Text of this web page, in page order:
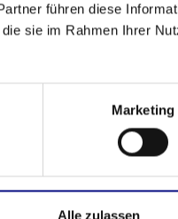
führen diese
sie im Rahmen Ihrer
Marketing
Alle zulassen